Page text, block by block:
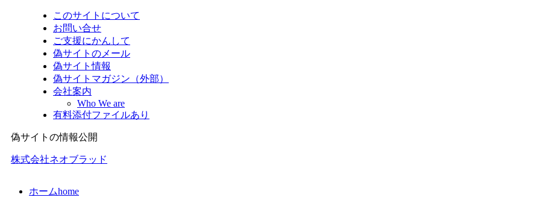
このサイトについて
お問い合せ
ご支援にかんして
偽サイトのメール
偽サイト情報
偽サイトマガジン（外部）
会社案内
Who We are
有料添付ファイルあり
偽サイトの情報公開
株式会社ネオブラッド
ホームhome